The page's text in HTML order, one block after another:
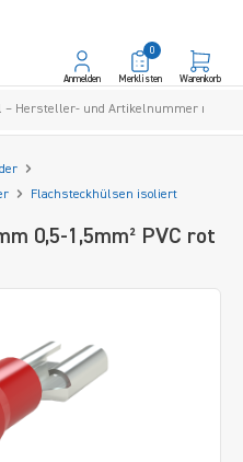
Anmelden Merklisten
0
Warenkorb
Flachsteckhülsen isoliert
0,5-1,5mm² PVC rot